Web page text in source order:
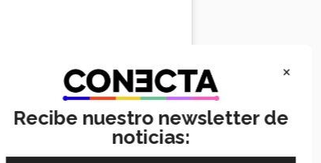
×
Recibe nuestro newsletter de
noticias: